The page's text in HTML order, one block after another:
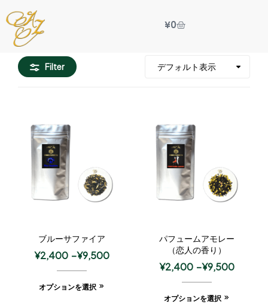
¥0
Filter
ブルーサファイア
¥2,400 –¥9,500
オプションを選択
パフュームアモレー
（恋人の香り）
¥2,400 –¥9,500
オプションを選択